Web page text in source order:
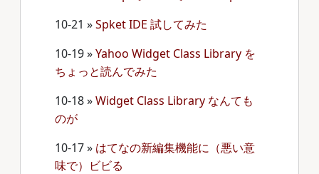
10-21 »Spket IDE 試してみた
10-19»Yahoo Widget Class Library を
ちょっと読んでみた
10-18»Widget Class Library なんても
のが
10-17» はてなの新編集機能に（悪い意
味で）ビビる